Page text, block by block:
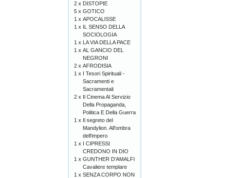
2 x DISTOPIE
5 x GOTICO
1 x APOCALISSE
1 x IL SENSO DELLA
SOCIOLOGIA
1 x LA VIA DELLA PACE
1 x AL GANCIO DEL
NEGRONI
2 x AFRODISIA
1 x I Tesori Spirituali -
Sacramenti e
Sacramentali
2 x Il Cinema Al Servizio
Della Propaganda,
Politica E Della Guerra
1 x Il segreto del
Mandylion. All'ombra
dell'impero
1 x I CIPRESSI
CREDONO IN DIO
1 x GUNTHER D'AMALFI
Cavaliere templare
1 x SENZA CORPO NON